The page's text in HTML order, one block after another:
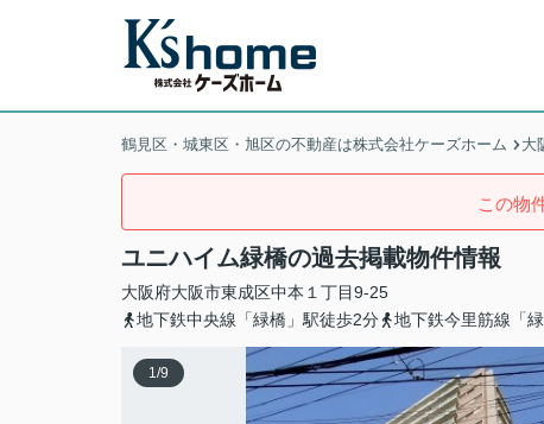
鶴見区・城東区・旭区の不動産は株式会社ケーズホーム 大
この物
ユニハイム緑橋の過去掲載物件情報
大阪府大阪市東成区中本 １丁目9-25
地下鉄中央線「緑橋」駅徒歩2分
地下鉄今里筋線「
1/9